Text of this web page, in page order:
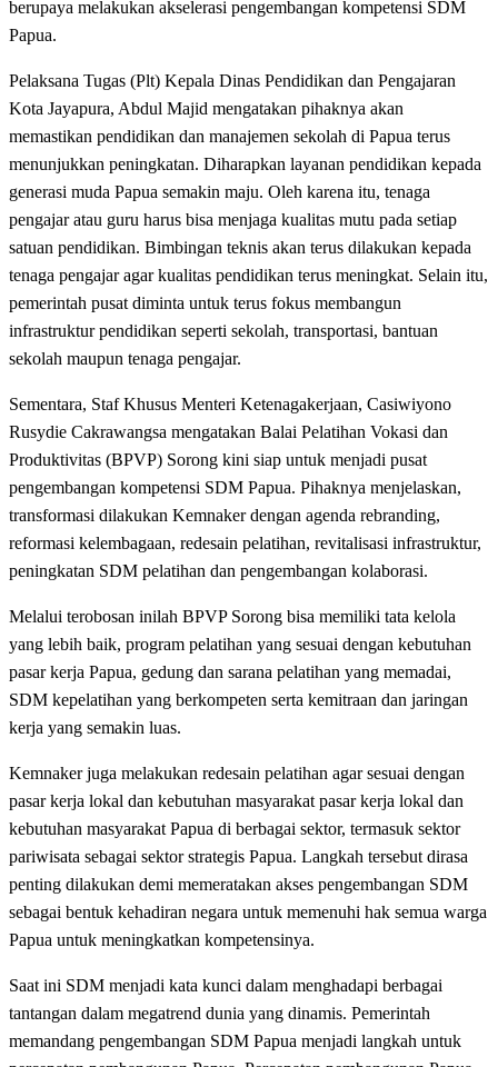
berupaya melakukan akselerasi pengembangan kompetensi SDM
Papua.
Pelaksana Tugas (Plt) Kepala Dinas Pendidikan dan Pengajaran
Kota Jayapura, Abdul Majid mengatakan pihaknya akan
memastikan pendidikan dan manajemen sekolah di Papua terus
menunjukkan peningkatan. Diharapkan layanan pendidikan kepada
generasi muda Papua semakin maju. Oleh karena itu, tenaga
pengajar atau guru harus bisa menjaga kualitas mutu pada setiap
satuan pendidikan. Bimbingan teknis akan terus dilakukan kepada
tenaga pengajar agar kualitas pendidikan terus meningkat. Selain itu,
pemerintah pusat diminta untuk terus fokus membangun
infrastruktur pendidikan seperti sekolah, transportasi, bantuan
sekolah maupun tenaga pengajar.
Sementara, Staf Khusus Menteri Ketenagakerjaan, Casiwiyono
Rusydie Cakrawangsa mengatakan Balai Pelatihan Vokasi dan
Produktivitas (BPVP) Sorong kini siap untuk menjadi pusat
pengembangan kompetensi SDM Papua. Pihaknya menjelaskan,
transformasi dilakukan Kemnaker dengan agenda rebranding,
reformasi kelembagaan, redesain pelatihan, revitalisasi infrastruktur,
peningkatan SDM pelatihan dan pengembangan kolaborasi.
Melalui terobosan inilah BPVP Sorong bisa memiliki tata kelola
yang lebih baik, program pelatihan yang sesuai dengan kebutuhan
pasar kerja Papua, gedung dan sarana pelatihan yang memadai,
SDM kepelatihan yang berkompeten serta kemitraan dan jaringan
kerja yang semakin luas.
Kemnaker juga melakukan redesain pelatihan agar sesuai dengan
pasar kerja lokal dan kebutuhan masyarakat pasar kerja lokal dan
kebutuhan masyarakat Papua di berbagai sektor, termasuk sektor
pariwisata sebagai sektor strategis Papua. Langkah tersebut dirasa
penting dilakukan demi memeratakan akses pengembangan SDM
sebagai bentuk kehadiran negara untuk memenuhi hak semua warga
Papua untuk meningkatkan kompetensinya.
Saat ini SDM menjadi kata kunci dalam menghadapi berbagai
tantangan dalam megatrend dunia yang dinamis. Pemerintah
memandang pengembangan SDM Papua menjadi langkah untuk